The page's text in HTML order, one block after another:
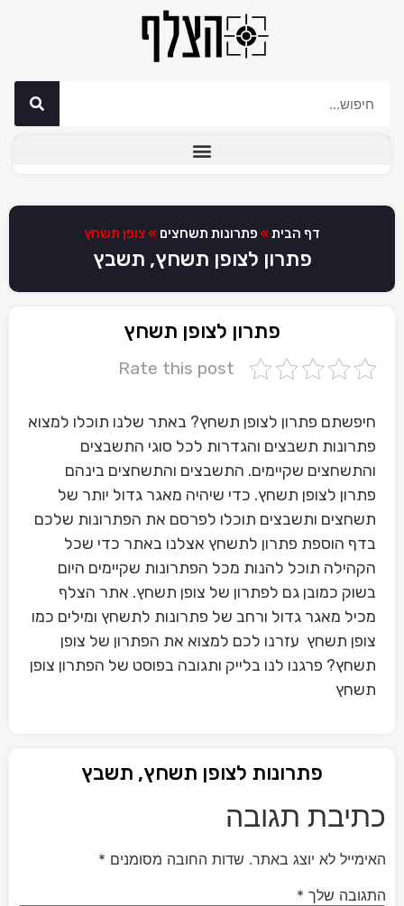
דף הבית » פתרונות תשחצים » צופן תשחץ
פתרון לצופן תשחץ, תשבץ
פתרון לצופן תשחץ
Rate this post
חיפשתם פתרון לצופן תשחץ? באתר שלנו תוכלו למצוא
פתרונות תשבצים והגדרות לכל סוגי התשבצים
והתשחצים שקיימים. התשבצים והתשחצים בינהם
פתרון לצופן תשחץ. כדי שיהיה מאגר גדול יותר של
תשחצים ותשבצים תוכלו לפרסם את הפתרונות שלכם
בדף הוספת פתרון לתשחץ אצלנו באתר כדי שכל
הקהילה תוכל להנות מכל הפתרונות שקיימים היום
בשוק כמובן גם לפתרון של צופן תשחץ. אתר הצלף
מכיל מאגר גדול ורחב של פתרונות לתשחץ ומילים כמו
צופן תשחץ עזרנו לכם למצוא את הפתרון של צופן
תשחץ? פרגנו לנו בלייק ותגובה בפוסט של הפתרון צופן
תשחץ
פתרונות לצופן תשחץ, תשבץ
כתיבת תגובה
האימייל לא יוצג באתר. שדות החובה מסומנים *
התגובה שלך *